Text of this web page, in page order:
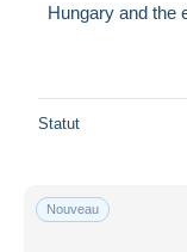
Hungary and the
Statut
Nouveau